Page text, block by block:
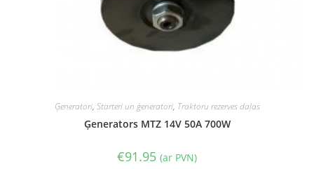
Ģeneratori, Starteri un ģeneratori, Traktoru rezerves daļas
Ģenerators MTZ 14V 50A 700W
€91.95 (ar PVN)